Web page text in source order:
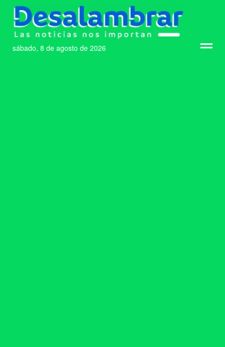
sábado, 8 de agosto de 2026